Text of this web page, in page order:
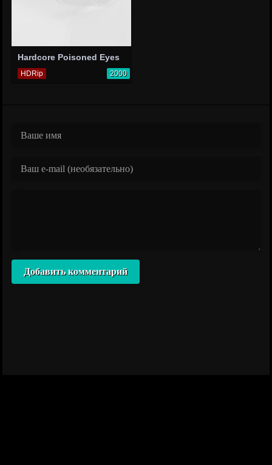
Hardcore Poisoned Eyes
HDRip 2000
Добавить комментарий